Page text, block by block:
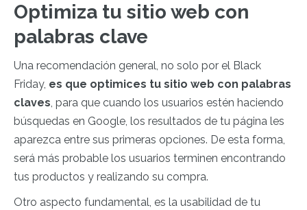
Optimiza tu sitio web con
palabras clave
Una recomendación general, no solo por el Black
Friday, es que optimices tu sitio web con palabras
claves, para que cuando los usuarios estén haciendo
búsquedas en Google, los resultados de tu página les
aparezca entre sus primeras opciones. De esta forma,
será más probable los usuarios terminen encontrando
tus productos y realizando su compra.
Otro aspecto fundamental, es la usabilidad de tu